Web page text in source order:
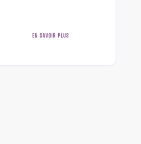
EN SAVOIR PLUS